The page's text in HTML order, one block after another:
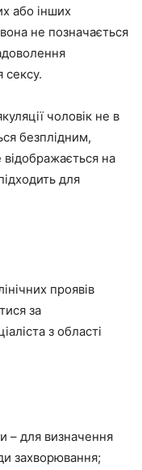
або інших
не позначається
сексу.
чоловік не в
безплідним,
на
для
проявів
за
з області
– для визначення
захворювання;